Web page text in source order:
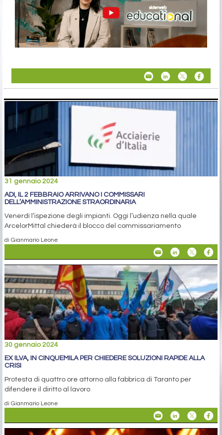
31 gennaio 2024
ADI, IL 2 FEBBRAIO ARRIVANO I COMMISSARI
DELL’AMMINISTRAZIONE STRAORDINARIA
Venerdì l’ispezione degli impianti. Oggi l’udienza nella quale
ArcelorMittal chiederà il blocco del commissariamento
di Gianmario Leone
30 gennaio 2024
EX ILVA, IN CINQUEMILA PER CHIEDERE SOLUZIONI RAPIDE ALLA
CRISI
Protesta di quattro ore attorno alla fabbrica di Taranto per
difendere il diritto al lavoro
di Gianmario Leone